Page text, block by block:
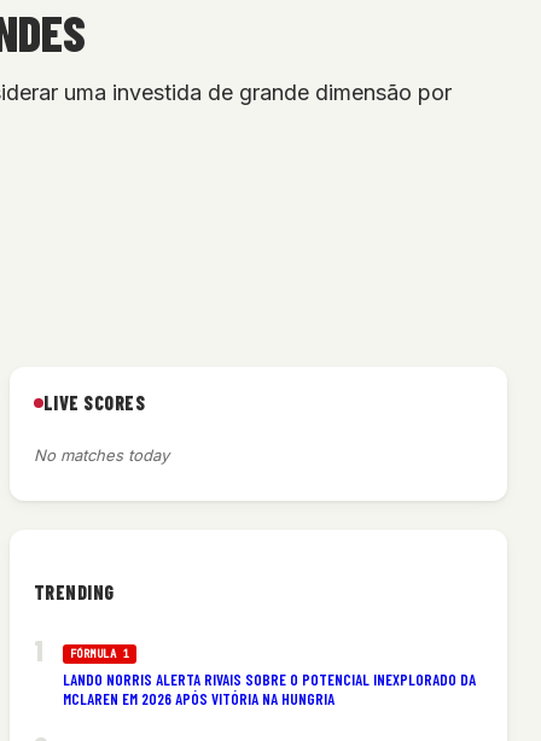
uma investida de grande dimensão por
LIVE SCORES
No matches today
TRENDING
FÓRMULA 1
LANDO NORRIS ALERTA RIVAIS SOBRE O POTENCIAL INEXPLORADO DA
MCLAREN EM 2026 APÓS VITÓRIA NA HUNGRIA